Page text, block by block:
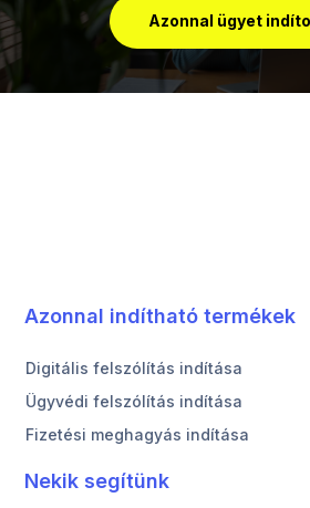
Azonnal ügyet
Azonnal indítható termékek
Digitális felszólítás indítása
Ügyvédi felszólítás indítása
Fizetési meghagyás indítása
Nekik segítünk